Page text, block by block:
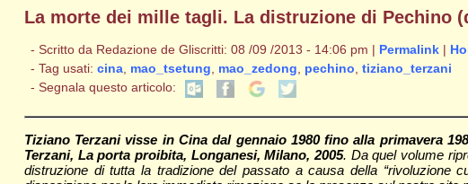
La morte dei mille tagli. La distruzione di Pechino
- Scritto da Redazione de Gliscritti: 08 /09 /2013 - 14:06 pm | Permalink|
- Tag usati: cina, mao_tsetung mao_zedong pechino tiziano_terzani
- Segnala questo articolo:
Tiziano Terzani visse in Cina dal gennaio 1980 fino alla primavera
Terzani, La porta proibita, Longanesi, Milano, 2005. Da quel volume
distruzione di tutta la tradizione del passato a causa della “rivoluzione